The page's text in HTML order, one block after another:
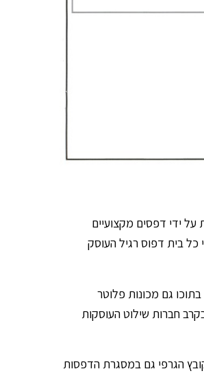
ידי דפסים מקצועיים
כל בית דפוס רגיל העוסק
גם מכונות פלוטר
חברות שילוט העוסקות
הגרפי גם במסגרת הדפסות